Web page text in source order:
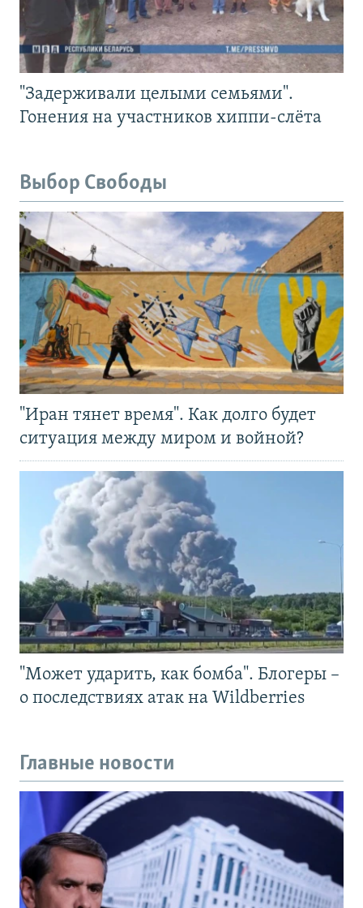
"Задерживали целыми семьями".
Гонения на участников хиппи-слёта
Выбор Свободы
"Иран тянет время". Как долго будет
ситуация между миром и войной?
"Может ударить, как бомба". Блогеры –
о последствиях атак на Wildberries
Главные новости